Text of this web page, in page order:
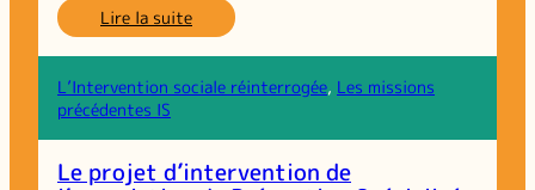
Lire la suite:
Éducation
populaire
pour
jeunes :
L’Intervention sociale réinterrogée, Les missions
précédentes IS
Le projet d’intervention de